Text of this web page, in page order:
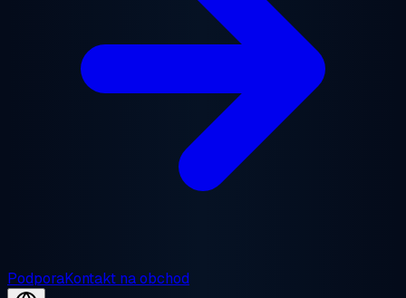
PodporaKontakt na obchod